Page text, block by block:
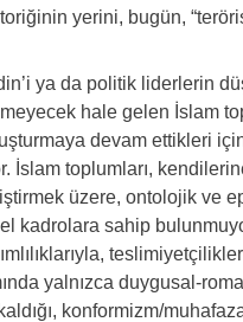
yerini, bugün,
ya da politik liderlerin
hale gelen İslam
devam ettikleri
İslam toplumları,
üzere, ontolojik ve
kadrolara sahip
yalnızca duygusal-
konformizm/